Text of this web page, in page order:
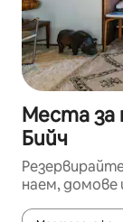
Места за
Бийч
наем, домове